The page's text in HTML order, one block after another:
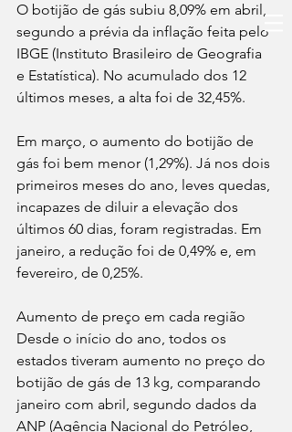
O botijão de gás subiu 8,09% em abril,
segundo a prévia da inflação feita pelo
IBGE (Instituto Brasileiro de Geografia
e Estatística). No acumulado dos 12
últimos meses, a alta foi de 32,45%.
Em março, o aumento do botijão de
gás foi bem menor (1,29%). Já nos dois
primeiros meses do ano, leves quedas,
incapazes de diluir a elevação dos
últimos 60 dias, foram registradas. Em
janeiro, a redução foi de 0,49% e, em
fevereiro, de 0,25%.
Aumento de preço em cada região
Desde o início do ano, todos os
estados tiveram aumento no preço do
botijão de gás de 13 kg, comparando
janeiro com abril, segundo dados da
ANP (Agência Nacional do Petróleo,